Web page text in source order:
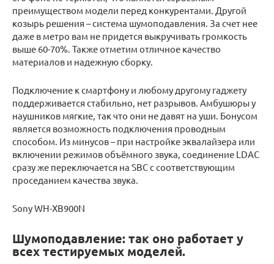
преимуществом модели перед конкурентами. Другой
козырь решения – система шумоподавления. За счет нее
даже в метро вам не придется выкручивать громкость
выше 60-70%. Также отметим отличное качество
материалов и надежную сборку.
Подключение к смартфону и любому другому гаджету
поддерживается стабильно, нет разрывов. Амбушюры у
наушников мягкие, так что они не давят на уши. Бонусом
является возможность подключения проводным
способом. Из минусов – при настройке эквалайзера или
включении режимов объёмного звука, соединение LDAC
сразу же переключается на SBC с соответствующим
проседанием качества звука.
Sony WH-XB900N
Шумоподавление: так оно работает у
всех тестируемых моделей.